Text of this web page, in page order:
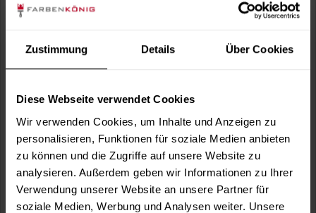
Zustimmung Details Über Cookies
Diese Webseite verwendet Cookies
Wir verwenden Cookies, um Inhalte und Anzeigen zu
personalisieren, Funktionen für soziale Medien anbieten
zu können und die Zugriffe auf unsere Website zu
analysieren. Außerdem geben wir Informationen zu Ihrer
Verwendung unserer Website an unsere Partner für
soziale Medien, Werbung und Analysen weiter. Unsere
Verbrauch berechnen
Wie viele m² wollen Sie bearbeiten?
In den Warenkorb